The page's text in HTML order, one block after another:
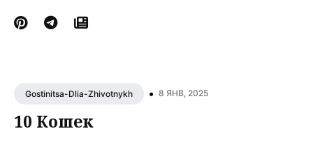
Gostinitsa-Dlia-Zhivotnykh • 8 ЯНВ, 2025
10 Кошек